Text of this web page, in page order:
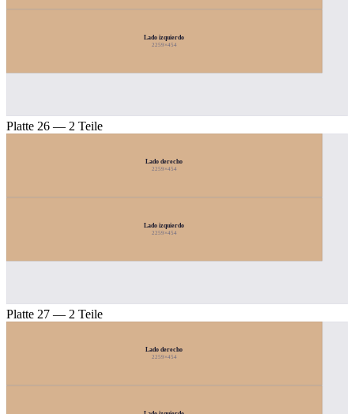
Lado izquierdo
2259×454
Platte 26 — 2 Teile
Lado derecho
2259×454
Lado izquierdo
2259×454
Platte 27 — 2 Teile
Lado derecho
2259×454